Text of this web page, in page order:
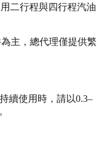
二行程與四行程汽油
主，總代理僅提供繁
續使用時，請以0.3–